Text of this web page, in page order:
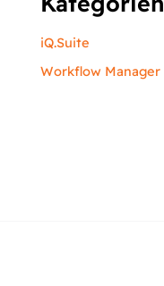
iQ.Suite
Workflow Manager